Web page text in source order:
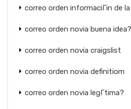
correo orden informaciГіn de
correo orden novia buena idea?
correo orden novia craigslist
correo orden novia definitiom
correo orden novia legГ­tima?